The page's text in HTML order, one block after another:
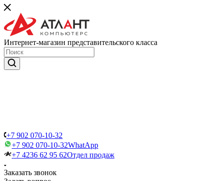
Интернет-магазин представительского класса
+7 902 070-10-32
+7 902 070-10-32WhatApp
+7 4236 62 95 62Отдел продаж
Заказать звонок